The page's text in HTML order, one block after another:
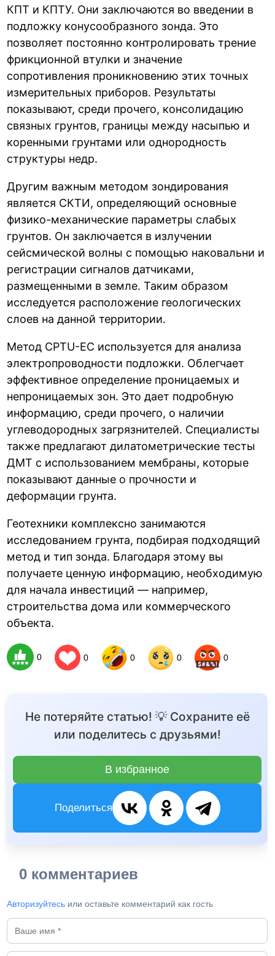
КПТ и КПТУ. Они заключаются во введении в
подложку конусообразного зонда. Это
позволяет постоянно контролировать трение
фрикционной втулки и значение
сопротивления проникновению этих точных
измерительных приборов. Результаты
показывают, среди прочего, консолидацию
связных грунтов, границы между насыпью и
коренными грунтами или однородность
структуры недр.
Другим важным методом зондирования
является СКТИ, определяющий основные
физико-механические параметры слабых
грунтов. Он заключается в излучении
сейсмической волны с помощью наковальни и
регистрации сигналов датчиками,
размещенными в земле. Таким образом
исследуется расположение геологических
слоев на данной территории.
Метод CPTU-EC используется для анализа
электропроводности подложки. Облегчает
эффективное определение проницаемых и
непроницаемых зон. Это дает подробную
информацию, среди прочего, о наличии
углеводородных загрязнителей. Специалисты
также предлагают дилатометрические тесты
ДМТ с использованием мембраны, которые
показывают данные о прочности и
деформации грунта.
Геотехники комплексно занимаются
исследованием грунта, подбирая подходящий
метод и тип зонда. Благодаря этому вы
получаете ценную информацию, необходимую
для начала инвестиций — например,
строительства дома или коммерческого
объекта.
0 0 0 0 0
Не потеряйте статью! 💡 Сохраните её
или поделитесь с друзьями!
В избранное
Поделиться
0 комментариев
Авторизуйтесь или оставьте комментарий как гость